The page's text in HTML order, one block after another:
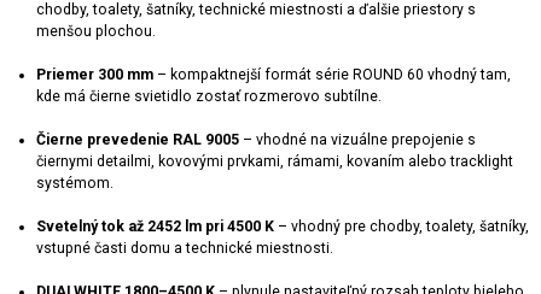
chodby, toalety, šatníky, technické miestnosti a ďalšie priestory s
menšou plochou.
Priemer 300 mm – kompaktnejší formát série ROUND 60 vhodný tam,
kde má čierne svietidlo zostať rozmerovo subtílne.
Čierne prevedenie RAL 9005 – vhodné na vizuálne prepojenie s
čiernymi detailmi, kovovými prvkami, rámami, kovaním alebo tracklight
systémom.
Svetelný tok až 2452 lm pri 4500 K – vhodný pre chodby, toalety, šatníky,
vstupné časti domu a technické miestnosti.